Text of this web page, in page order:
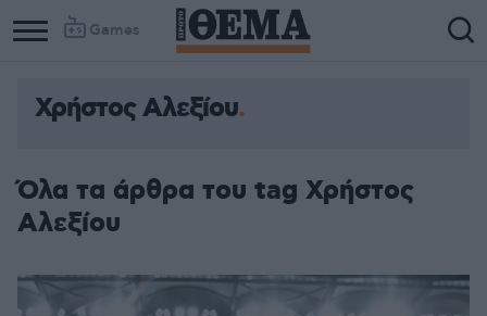
Games
Χρήστος Αλεξίου
Όλα τα άρθρα του tag Χρήστος
Αλεξίου